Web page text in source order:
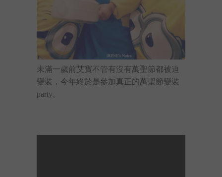
未滿一歲前艾寶不管有沒有萬聖節都被迫
變裝，今年終於是參加真正的萬聖節變裝
party。